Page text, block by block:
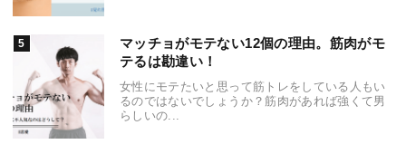
マッチョがモテない12個の理由。筋肉がモ
テるは勘違い！
女性にモテたいと思って筋トレをしている人もい
るのではないでしょうか？筋肉があれば強くて男
らしいの...